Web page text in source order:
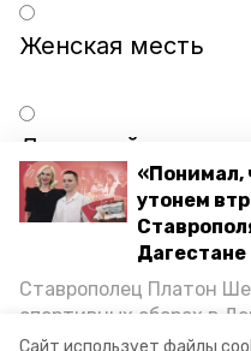
Сайт использует файлы
«Понимал,
утонем
Дагестане
Ставрополец Платон
спортивных сборах в
Каспийском море детей
Женская месть
Дурацкий